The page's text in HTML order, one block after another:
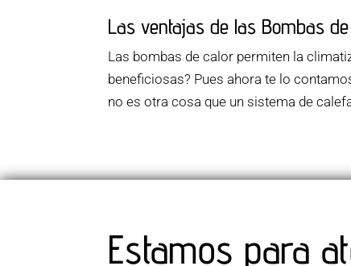
Las ventajas de las Bombas
Las bombas de calor permiten la
beneficiosas? Pues ahora te lo
no es otra cosa que un sistema de
Estamos para